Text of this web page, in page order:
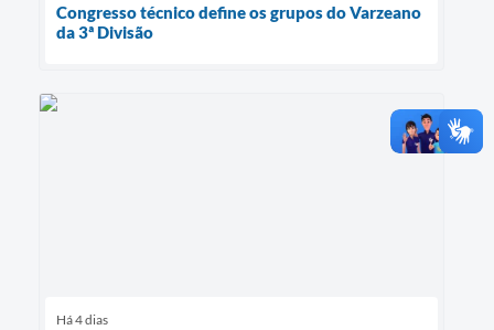
Congresso técnico define os grupos do Varzeano
da 3ª Divisão
Há 4 dias